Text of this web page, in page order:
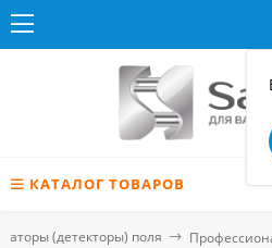
КАТАЛОГ ТОВАРОВ
(детекторы) поля